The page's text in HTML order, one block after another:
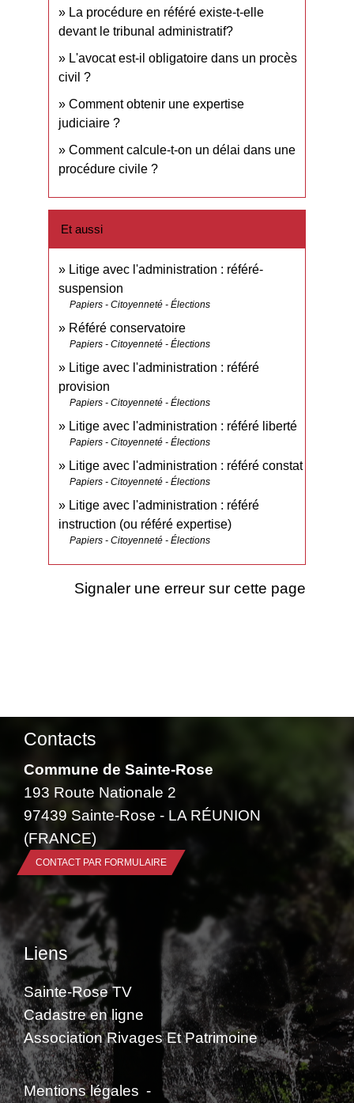
La procédure en référé existe-t-elle
devant le tribunal administratif?
L'avocat est-il obligatoire dans un procès
civil ?
Comment obtenir une expertise
judiciaire ?
Comment calcule-t-on un délai dans une
procédure civile ?
Et aussi
Litige avec l'administration : référé-
suspension
Papiers - Citoyenneté - Élections
Référé conservatoire
Papiers - Citoyenneté - Élections
Litige avec l'administration : référé
provision
Papiers - Citoyenneté - Élections
Litige avec l'administration : référé liberté
Papiers - Citoyenneté - Élections
Litige avec l'administration : référé constat
Papiers - Citoyenneté - Élections
Litige avec l'administration : référé
instruction (ou référé expertise)
Papiers - Citoyenneté - Élections
Signaler une erreur sur cette page
Contacts
Commune de Sainte-Rose
193 Route Nationale 2
97439 Sainte-Rose - LA RÉUNION
(FRANCE)
CONTACT PAR FORMULAIRE
Liens
Sainte-Rose TV
Cadastre en ligne
Association Rivages Et Patrimoine
Mentions légales -